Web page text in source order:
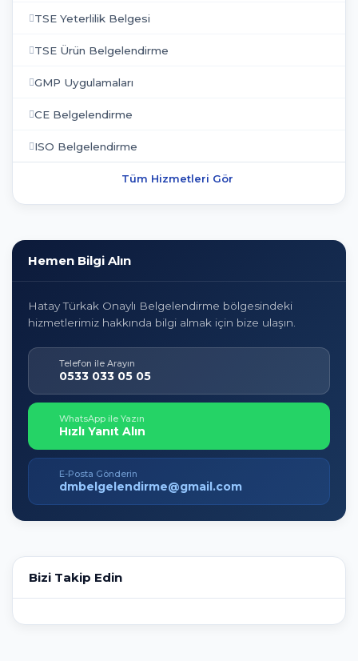
TSE Yeterlilik Belgesi
TSE Ürün Belgelendirme
GMP Uygulamaları
CE Belgelendirme
ISO Belgelendirme
Tüm Hizmetleri Gör
Hemen Bilgi Alın
Hatay Türkak Onaylı Belgelendirme bölgesindeki
hizmetlerimiz hakkında bilgi almak için bize ulaşın.
Telefon ile Arayın
0533 033 05 05
WhatsApp ile Yazın
Hızlı Yanıt Alın
E-Posta Gönderin
dmbelgelendirme@gmail.com
Bizi Takip Edin